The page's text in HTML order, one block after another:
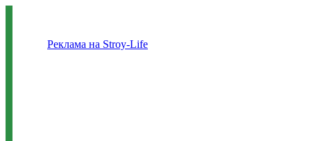
Реклама на Stroy-Life